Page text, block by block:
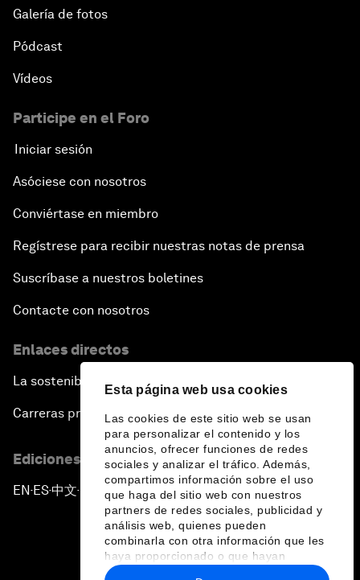
Esta página web usa cookies
Las cookies de este sitio web se usan
para personalizar el contenido y los
anuncios, ofrecer funciones de redes
sociales y analizar el tráfico. Además,
compartimos información sobre el uso
que haga del sitio web con nuestros
partners de redes sociales, publicidad y
análisis web, quienes pueden
combinarla con otra información que les
haya proporcionado o que hayan
recopilado a partir del uso que haya
Galería de fotos
Pódcast
Vídeos
Participe en el Foro
Iniciar sesión
Asóciese con nosotros
Conviértase en miembro
Regístrese para recibir nuestras notas de prensa
Suscríbase a nuestros boletines
Contacte con nosotros
Enlaces directos
La sostenibilidad en el Foro
Carreras profesionales
Ediciones en otros idiomas
EN ▪ES▪中文▪ 日本語